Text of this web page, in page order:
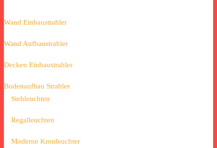
Wand Einbaustrahler
Wand Aufbaustrahler
Decken Einbaustrahler
Bodenaufbau Strahler
Stehleuchten
Regalleuchten
Moderne Kronleuchter